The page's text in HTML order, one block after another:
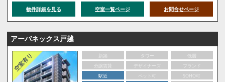
物件詳細を見る 空室一覧ページ お問合せページ
アーバネックス戸越
新築 タワー
低層
分譲賃貸
デザイナーズ
ブランド
駅近
ペット可
SOHO可